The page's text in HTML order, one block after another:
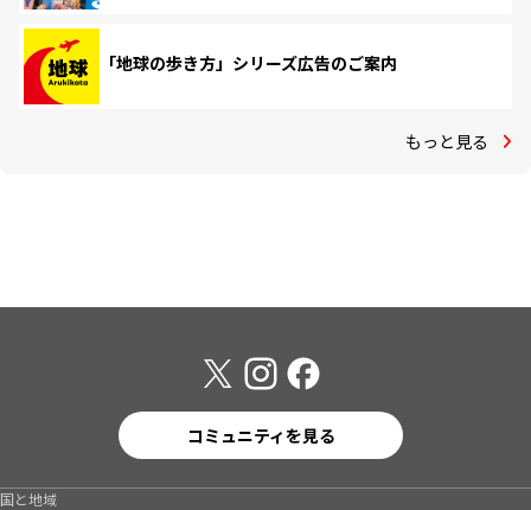
「地球の歩き方」シリーズ広告のご案内
もっと見る
コミュニティを見る
国と地域